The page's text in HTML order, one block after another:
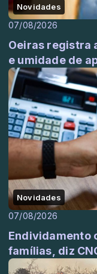
Novidades
07/08/2026
Oeiras registra
e umidade de
Novidades
07/08/2026
Endividamento
famílias, diz